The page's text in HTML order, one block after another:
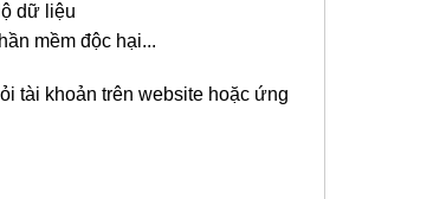
dữ liệu
mềm độc hại...
tài khoản trên website hoặc ứng